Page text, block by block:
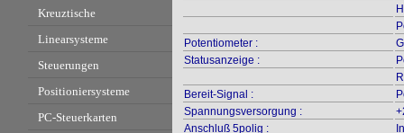
Kreuztische
Linearsysteme
Steuerungen
Positioniersysteme
PC-Steuerkarten
Potentiometer :
Statusanzeige :
Bereit-Signal :
Spannungsversorgung :
Anschluß 5polig :